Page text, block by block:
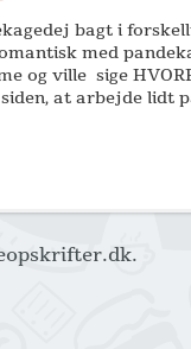
bagt i
med
og ville sige
at arbejde lidt